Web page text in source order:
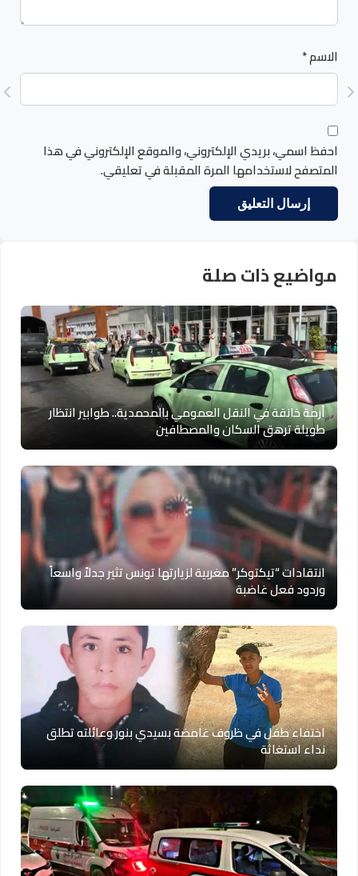
الاسم*
احفظ اسمي، بريدي الإلكتروني، والموقع الإلكتروني في هذا
المتصفح لاستخدامها المرة المقبلة في تعليقي.
مواضيع ذات صلة
أزمة خانقة في النقل العمومي بالمحمدية.. طوابير انتظار
طويلة ترهق السكان والمصطافين
انتقادات “تيكتوكر” مغربية لزيارتها تونس تثير جدلاً واسعاً
وردود فعل غاضبة
اختفاء طفل في ظروف غامضة بسيدي بنور وعائلته تطلق
نداء استغاثة